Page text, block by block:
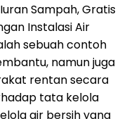
Sampah, Gratis
Instalasi Air
sebuah contoh
namun juga
rentan secara
tata kelola
air bersih yang